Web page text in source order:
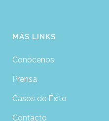
MÁS LINKS
Conócenos
Prensa
Casos de Éxito
Contacto